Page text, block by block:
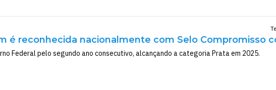
é reconhecida nacionalmente com Selo Compromisso
Federal pelo segundo ano consecutivo, alcançando a categoria Prata em 2025.